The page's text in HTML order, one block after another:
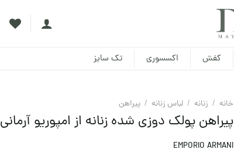
کفش اکسسوری تک سایز
خانه / زنانه / لباس زنانه / پيراهن
پیراهن پولک دوزی شده زنانه از امپوریو آرمانی
EMPORIO ARMANI